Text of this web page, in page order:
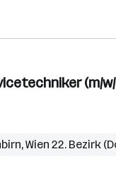
(m/
,Wien 22. Bezirk